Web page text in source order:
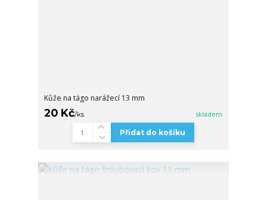
Kůže na tágo narážecí 13 mm
20 Kč/ks skladem
Přidat do košíku